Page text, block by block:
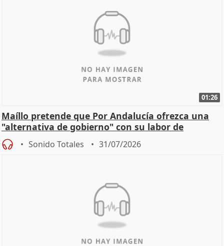
01:26
Maíllo pretende que Por Andalucía ofrezca una
"alternativa de gobierno" con su labor de
oposición
Sonido Totales 31/07/2026